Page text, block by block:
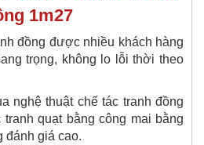
1m27
đồng được nhiều khách hàng
trọng, không lo lỗi thời theo
nghệ thuật chế tác tranh đồng
quạt bằng công mai bằng
đánh giá cao.